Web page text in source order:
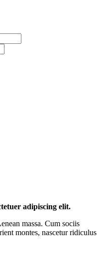
adipiscing elit.
massa. Cum sociis
montes, nascetur ridiculus